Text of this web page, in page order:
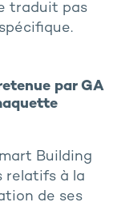
traduit pas
par GA
Building
relatifs à la
de ses